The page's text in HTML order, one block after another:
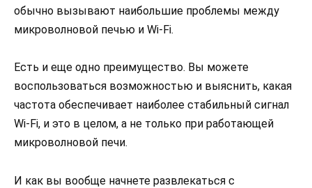
обычно вызывают наибольшие проблемы между
микроволновой печью и Wi-Fi.
Есть и еще одно преимущество. Вы можете
воспользоваться возможностью и выяснить, какая
частота обеспечивает наиболее стабильный сигнал
Wi-Fi, и это в целом, а не только при работающей
микроволновой печи.
И как вы вообще начнете развлекаться с